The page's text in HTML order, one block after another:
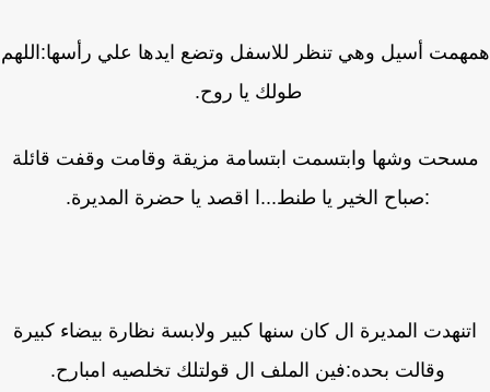
أسيل وهي تنظر للاسفل وتضع ايدها علي رأسها:اللهم
طولك يا روح.
وشها وابتسمت ابتسامة مزيقة وقامت وقفت قائلة
:صباح الخير يا طنط...ا اقصد يا حضرة المديرة.
المديرة ال كان سنها كبير ولابسة نظارة بيضاء كبيرة
وقالت بحده:فين الملف ال قولتلك تخلصيه امبارح.